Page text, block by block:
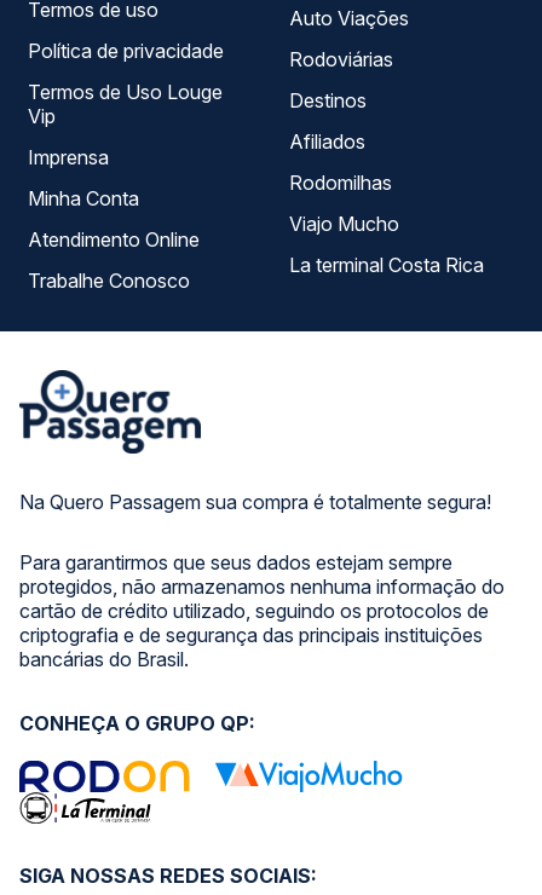
Na Quero Passagem sua compra é totalmente segura!
Para garantirmos que seus dados estejam sempre
protegidos, não armazenamos nenhuma informação do
cartão de crédito utilizado, seguindo os protocolos de
criptografia e de segurança das principais instituições
bancárias do Brasil.
Termos de uso
Política de privacidade
Termos de Uso Louge
Vip
Imprensa
Minha Conta
Atendimento Online
Trabalhe Conosco
Auto Viações
Rodoviárias
Destinos
Afiliados
Rodomilhas
Viajo Mucho
La terminal Costa Rica
SIGA NOSSAS REDES SOCIAIS:
CONHEÇA O GRUPO QP: